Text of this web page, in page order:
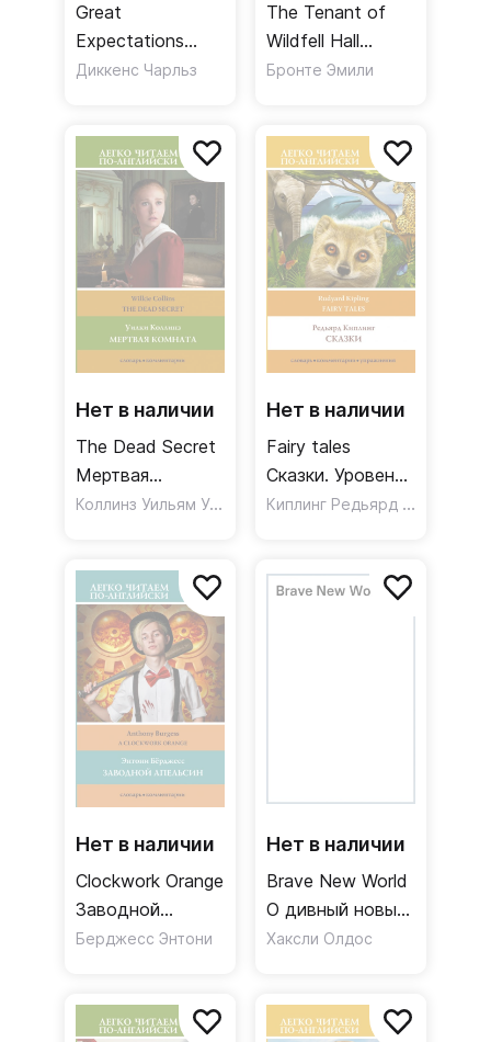
Great
Expectations
Большие
Диккенс Чарльз
The Tenant of
Wildfell Hall
Незнакомка из
Бронте Эмили
Нет в наличии
The Dead Secret
Мертвая
комната. Уровень
Коллинз Уильям Уилки
Нет в наличии
Fairy tales
Сказки. Уровень
1
Киплинг Редьярд Джозеф
Нет в наличии
Clockwork Orange
Заводной
апельсин
Берджесс Энтони
Нет в наличии
Brave New World
О дивный новый
мир Уровень 4
Хаксли Олдос